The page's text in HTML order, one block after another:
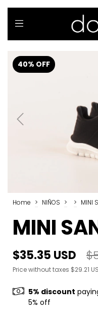
40% OFF
Home > NIÑOS > > MINI
MINI
$35.35 USD
Price without taxes $29.21
5% discount
5% off